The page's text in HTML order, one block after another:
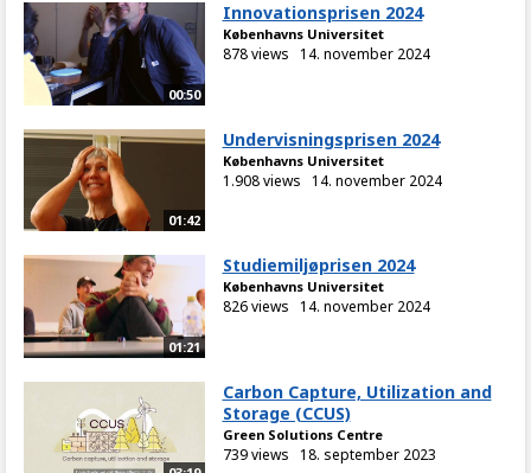
00:50
Innovationsprisen 2024
Københavns Universitet
878 views 14. november 2024
01:42
Undervisningsprisen 2024
Københavns Universitet
1.908 views 14. november 2024
01:21
Studiemiljøprisen 2024
Københavns Universitet
826 views 14. november 2024
Carbon Capture, Utilization and
Storage (CCUS)
Green Solutions Centre
739 views 18. september 2023